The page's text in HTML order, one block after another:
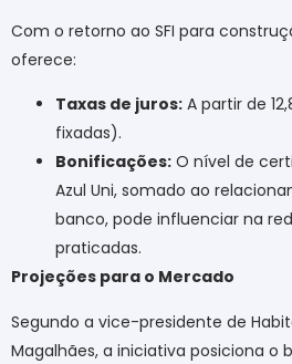
Com o retorno ao SFI para
oferece:
Taxas de juros: A partir de
fixadas).
Bonificações: O nível de
Azul Uni, somado ao
banco, pode influenciar na
praticadas.
Projeções para o Mercado
Segundo a vice-presidente de
Magalhães, a iniciativa posiciona